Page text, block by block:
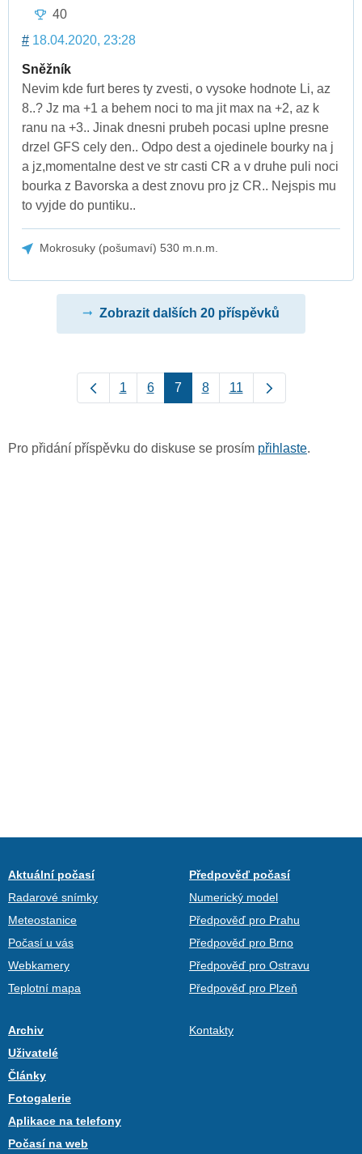
40
# 18.04.2020, 23:28
Sněžník
Nevim kde furt beres ty zvesti, o vysoke hodnote Li, az
8..? Jz ma +1 a behem noci to ma jit max na +2, az k
ranu na +3.. Jinak dnesni prubeh pocasi uplne presne
drzel GFS cely den.. Odpo dest a ojedinele bourky na j
a jz,momentalne dest ve str casti CR a v druhe puli noci
bourka z Bavorska a dest znovu pro jz CR.. Nejspis mu
to vyjde do puntiku..
Mokrosuky (pošumaví) 530 m.n.m.
Zobrazit dalších 20 příspěvků
1 6 7 8 11
Pro přidání příspěvku do diskuse se prosím přihlaste.
Aktuální počasí
Radarové snímky
Meteostanice
Počasí u vás
Webkamery
Teplotní mapa
Předpověď počasí
Numerický model
Předpověď pro Prahu
Předpověď pro Brno
Předpověď pro Ostravu
Předpověď pro Plzeň
Archiv
Uživatelé
Články
Fotogalerie
Aplikace na telefony
Počasí na web
Kontakty